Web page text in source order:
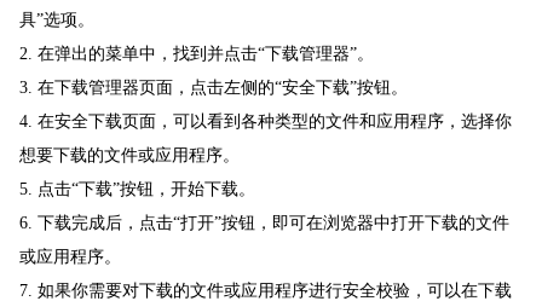
具”选项。
2. 在弹出的菜单中，找到并点击“下载管理器”。
3. 在下载管理器页面，点击左侧的“安全下载”按钮。
4. 在安全下载页面，可以看到各种类型的文件和应用程序，选择你
想要下载的文件或应用程序。
5. 点击“下载”按钮，开始下载。
6. 下载完成后，点击“打开”按钮，即可在浏览器中打开下载的文件
或应用程序。
7. 如果你需要对下载的文件或应用程序进行安全校验，可以在下载